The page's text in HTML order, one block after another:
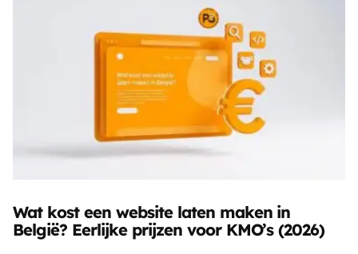
Wat kost een website laten maken in
België? Eerlijke prijzen voor KMO’s (2026)